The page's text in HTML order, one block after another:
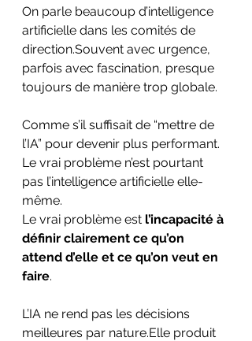
On parle beaucoup d’intelligence
artificielle dans les comités de
direction.Souvent avec urgence,
parfois avec fascination, presque
toujours de manière trop globale.
Comme s’il suffisait de “mettre de
l’IA” pour devenir plus performant.
Le vrai problème n’est pourtant
pas l’intelligence artificielle elle-
même.
Le vrai problème est l’incapacité à
définir clairement ce qu’on
attend d’elle et ce qu’on veut en
faire.
L’IA ne rend pas les décisions
meilleures par nature.Elle produit